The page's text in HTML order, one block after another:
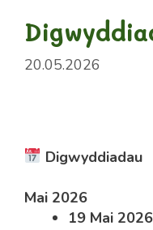
20.05.2026
Digwyddiadau
Mai 2026
19 Mai 2026